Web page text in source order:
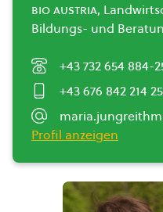
bio austria,
Bildungs- und
+43 732 654 884-
+43 676 842 214
Profil anzeigen